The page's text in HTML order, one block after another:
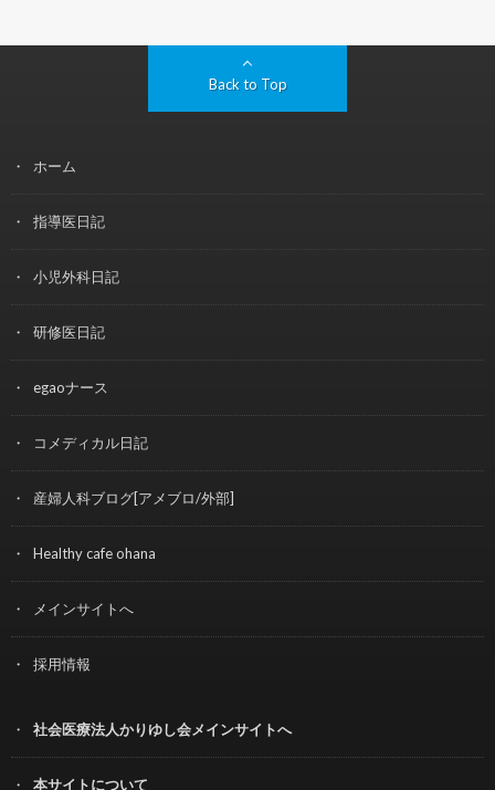
Back to Top
ホーム
指導医日記
小児外科日記
研修医日記
egaoナース
コメディカル日記
産婦人科ブログ[アメブロ/外部]
Healthy cafe ohana
メインサイトへ
採用情報
社会医療法人かりゆし会メインサイトへ
本サイトについて